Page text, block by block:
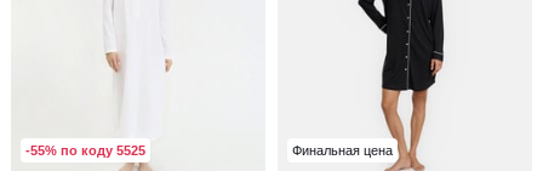
-55% по коду 5525 Финальная цена